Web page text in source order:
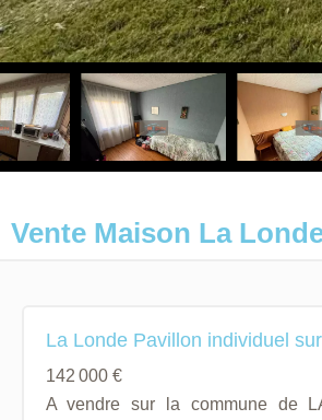
Vente Maison La
La Londe Pavillon individuel
142 000 €
A vendre sur la commune de